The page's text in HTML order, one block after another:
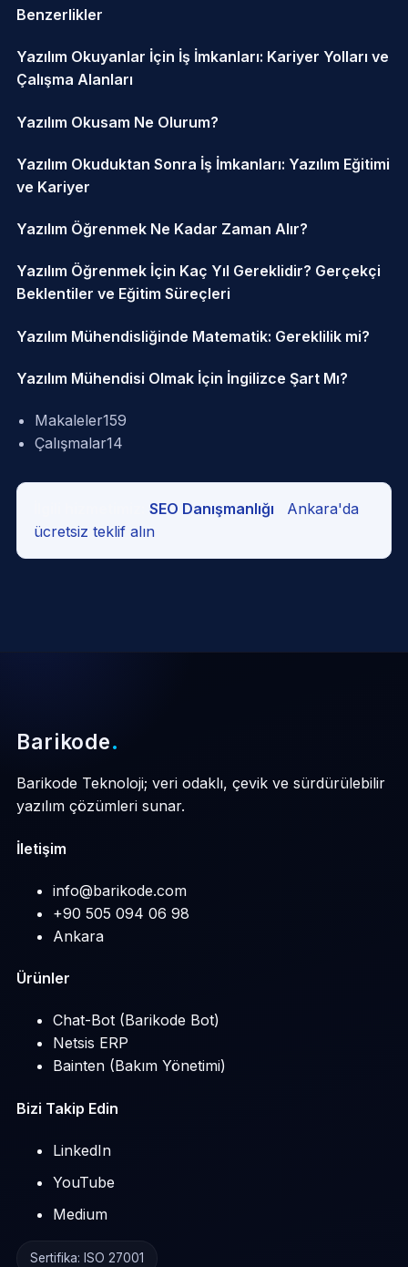
Benzerlikler
Yazılım Okuyanlar İçin İş İmkanları: Kariyer Yolları ve
Çalışma Alanları
Yazılım Okusam Ne Olurum?
Yazılım Okuduktan Sonra İş İmkanları: Yazılım Eğitimi
ve Kariyer
Yazılım Öğrenmek Ne Kadar Zaman Alır?
Yazılım Öğrenmek İçin Kaç Yıl Gereklidir? Gerçekçi
Beklentiler ve Eğitim Süreçleri
Yazılım Mühendisliğinde Matematik: Gereklilik mi?
Yazılım Mühendisi Olmak İçin İngilizce Şart Mı?
Makaleler159
Çalışmalar14
SEO Danışmanlığı
Ankara'da
ücretsiz teklif alın
Barikode.
Barikode Teknoloji; veri odaklı, çevik ve sürdürülebilir
yazılım çözümleri sunar.
İletişim
info@barikode.com
+90 505 094 06 98
Ankara
Ürünler
Chat-Bot (Barikode Bot)
Netsis ERP
Bainten (Bakım Yönetimi)
Bizi Takip Edin
LinkedIn
YouTube
Medium
Sertifika: ISO 27001